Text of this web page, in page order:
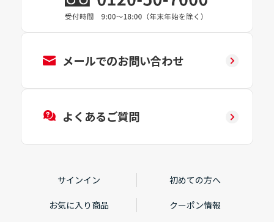
メールでのお問い合わせ
よくあるご質問
サインイン 初めての方へ
お気に入り商品 クーポン情報